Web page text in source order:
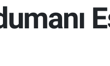
BITCOIN
64.643,95